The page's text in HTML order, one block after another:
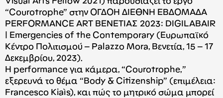
“Courotrophe” στην ΟΓΔΟΗ ΔΙΕΘΝΗ ΕΒΔΟΜΑΔΑ
PERFORMANCE ART ΒΕΝΕΤΙΑΣ 2023: DIGILABAIR
| Emergencies of the Contemporary (Ευρωπαϊκό
Κέντρο Πολιτισμού – Palazzo Mora, Βενετία, 15 – 17
Δεκεμβρίου, 2023).
H performance για κάμερα, “Courotrophe,”
εξερευνά το θέμα “Body & Citizenship” (επιμέλεια:
Francesco Kiaìs), και πώς το μητρικό σώμα μπορεί